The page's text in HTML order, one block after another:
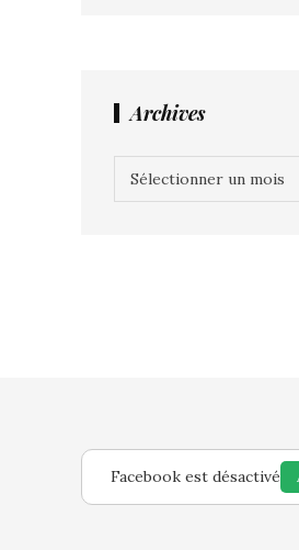
Archives
Facebook est désactivé